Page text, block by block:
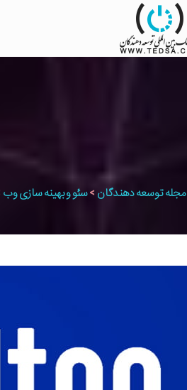
مجله توسعه دهندگان >سئو و بهینه سازی وب